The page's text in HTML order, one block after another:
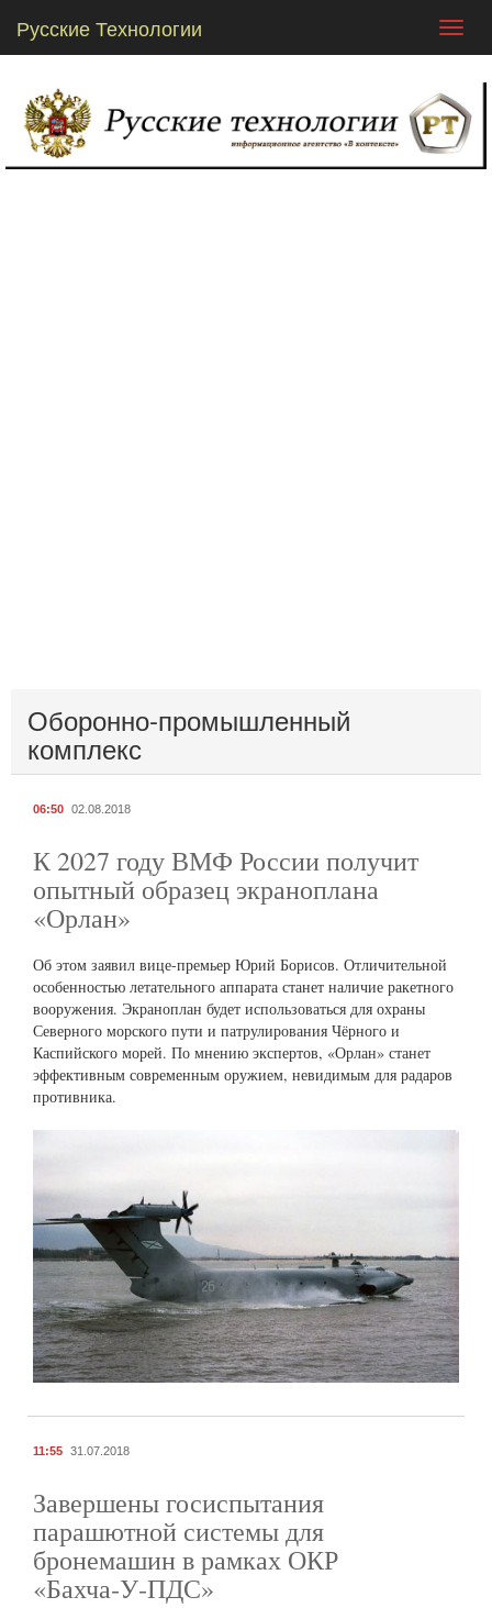
Русские Технологии
Оборонно-промышленный
комплекс
06:50 02.08.2018
К 2027 году ВМФ России получит
опытный образец экраноплана
«Орлан»
Об этом заявил вице-премьер Юрий Борисов. Отличительной
особенностью летательного аппарата станет наличие ракетного
вооружения. Экраноплан будет использоваться для охраны
Северного морского пути и патрулирования Чёрного и
Каспийского морей. По мнению экспертов, «Орлан» станет
эффективным современным оружием, невидимым для радаров
противника.
11:55 31.07.2018
Завершены госиспытания
парашютной системы для
бронемашин в рамках ОКР
«Бахча‑У‑ПДС»